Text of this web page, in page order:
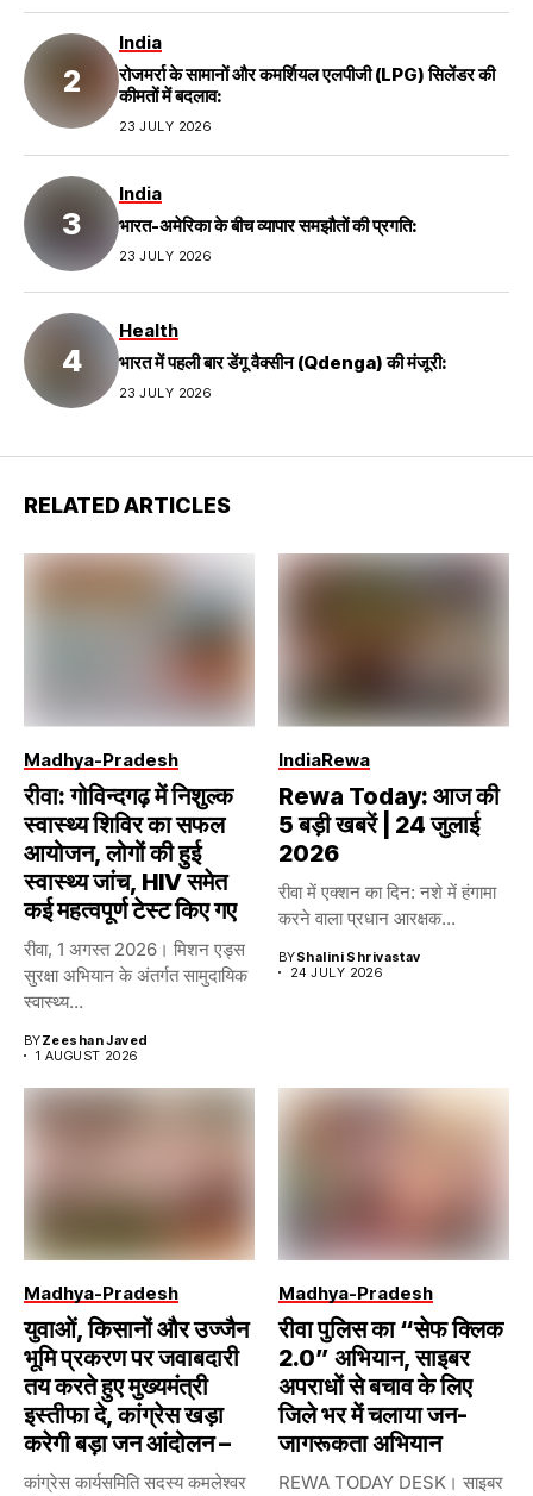
India
रोजमर्रा के सामानों और कमर्शियल एलपीजी (LPG) सिलेंडर की
कीमतों में बदलाव:
23 JULY 2026
India
भारत-अमेरिका के बीच व्यापार समझौतों की प्रगति:
23 JULY 2026
Health
भारत में पहली बार डेंगू वैक्सीन (Qdenga) की मंजूरी:
23 JULY 2026
RELATED ARTICLES
Madhya-Pradesh
रीवा: गोविन्दगढ़ में निशुल्क
स्वास्थ्य शिविर का सफल
आयोजन, लोगों की हुई
स्वास्थ्य जांच, HIV समेत
कई महत्वपूर्ण टेस्ट किए गए
रीवा, 1 अगस्त 2026। मिशन एड्स
सुरक्षा अभियान के अंतर्गत सामुदायिक
स्वास्थ्य...
BYZeeshan Javed
1 AUGUST 2026
IndiaRewa
Rewa Today: आज की
5 बड़ी खबरें | 24 जुलाई
2026
रीवा में एक्शन का दिन: नशे में हंगामा
करने वाला प्रधान आरक्षक...
BYShalini Shrivastav
24 JULY 2026
Madhya-Pradesh
युवाओं, किसानों और उज्जैन
भूमि प्रकरण पर जवाबदारी
तय करते हुए मुख्यमंत्री
इस्तीफा दे, कांग्रेस खड़ा
करेगी बड़ा जन आंदोलन –
कांग्रेस कार्यसमिति सदस्य कमलेश्वर
Madhya-Pradesh
रीवा पुलिस का “सेफ क्लिक
2.0” अभियान, साइबर
अपराधों से बचाव के लिए
जिले भर में चलाया जन-
जागरूकता अभियान
REWA TODAY DESK। साइबर